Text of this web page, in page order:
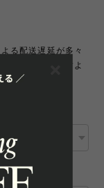
る配送遅延が多々
文いただきますよ